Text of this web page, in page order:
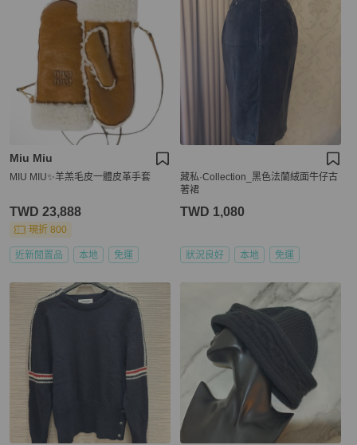
Miu Miu
MIU MIU✨羊羔毛皮一體皮革手套
TWD 23,888
現折 800
近新閒置品 本地 免運
藏私·Collection_黑色法蘭絨面牛仔古
著裙
TWD 1,080
狀況良好 本地 免運